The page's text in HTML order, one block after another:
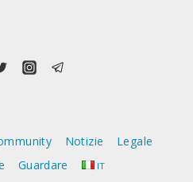
Notizie
Legale
Guardare IT